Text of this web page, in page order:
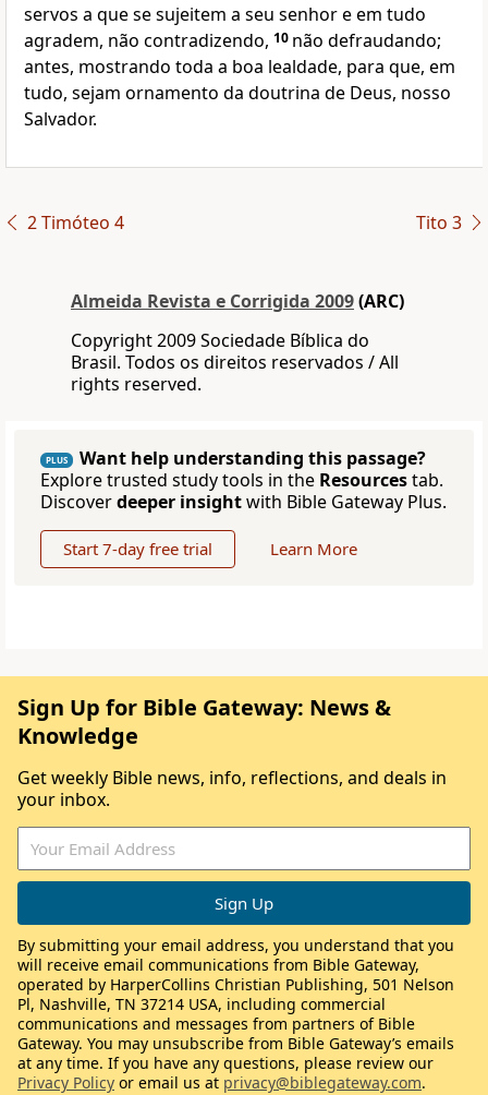
servos a que se sujeitem a seu senhor e em tudo
agradem, não contradizendo, 10 não defraudando;
antes, mostrando toda a boa lealdade, para que, em
tudo, sejam ornamento da doutrina de Deus, nosso
Salvador.
2 Timóteo 4 Tito 3
Almeida Revista e Corrigida 2009(ARC)
Copyright 2009 Sociedade Bíblica do
Brasil. Todos os direitos reservados / All
rights reserved.
PLUS
Want help understanding this passage?
Explore trusted study tools in the Resourcestab.
Discoverdeeper insightwith Bible Gateway Plus.
Start 7-day free trial Learn More
Sign Up for Bible Gateway: News &
Knowledge
Get weekly Bible news, info, reflections, and deals in
your inbox.
By submitting your email address, you understand that you
will receive email communications from Bible Gateway,
operated by HarperCollins Christian Publishing, 501 Nelson
Pl, Nashville, TN 37214 USA, including commercial
communications and messages from partners of Bible
Gateway. You may unsubscribe from Bible Gateway’s emails
at any time. If you have any questions, please review our
Privacy Policy or email us at privacy@biblegateway.com.